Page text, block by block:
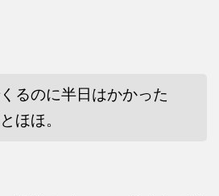
るのに半日はかかった
ほほ。